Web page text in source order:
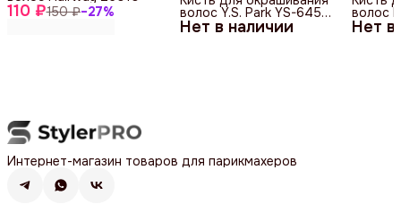
110 ₽150 ₽−27%
Нет в наличии
волос Y.S. Park YS-645
Pink Нет в
волос
Интернет-магазин товаров для парикмахеров